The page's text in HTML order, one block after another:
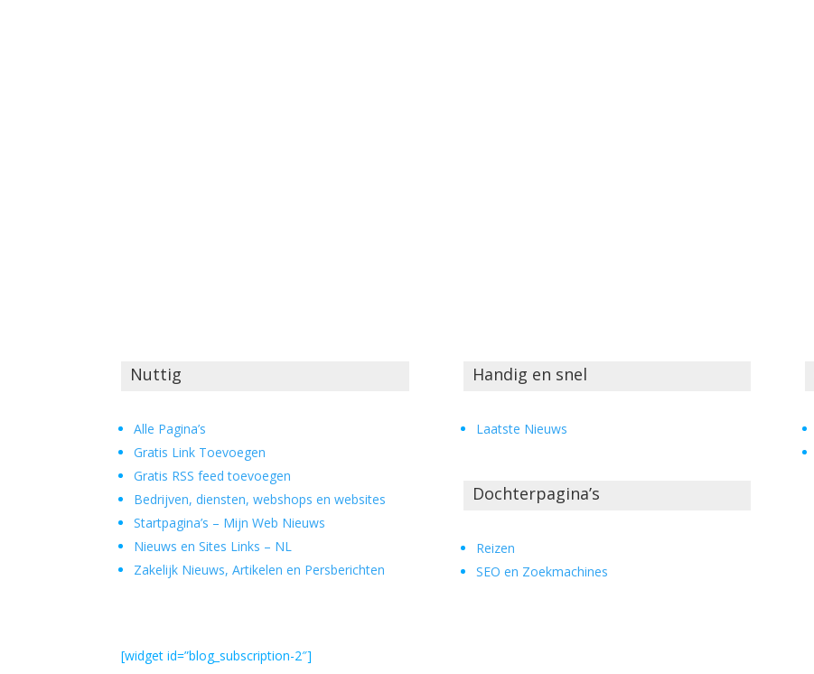
Nuttig
Alle Pagina’s
Gratis Link Toevoegen
Gratis RSS feed toevoegen
Bedrijven, diensten, webshops en websites
Startpagina’s – Mijn Web Nieuws
Nieuws en Sites Links – NL
Zakelijk Nieuws, Artikelen en Persberichten
Handig en snel
Laatste Nieuws
Dochterpagina’s
Reizen
SEO en Zoekmachines
[widget id=”blog_subscription-2″]